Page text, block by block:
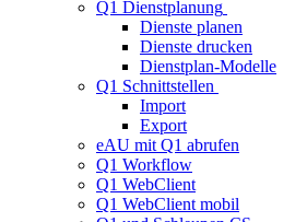
Q1 Dienstplanung
Dienste planen
Dienste drucken
Dienstplan-Modelle
Q1 Schnittstellen
Import
Export
eAU mit Q1 abrufen
Q1 Workflow
Q1 WebClient
Q1 WebClient mobil